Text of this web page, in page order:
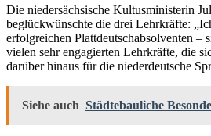
Die niedersächsische Kultusministerin
beglückwünschte die drei Lehrkräfte:
erfolgreichen Plattdeutschabsolventen –
vielen sehr engagierten Lehrkräfte, die
darüber hinaus für die niederdeutsche
Siehe auch Städtebauliche